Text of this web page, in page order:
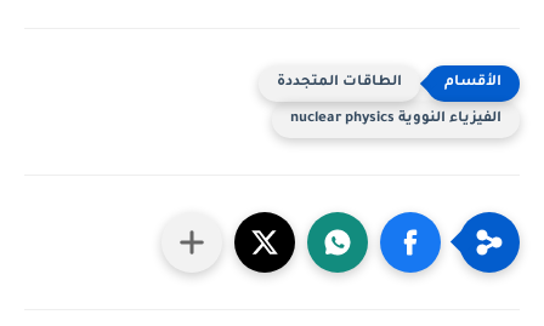
الطاقات المتجددة
الفيزياء النووية nuclear physics